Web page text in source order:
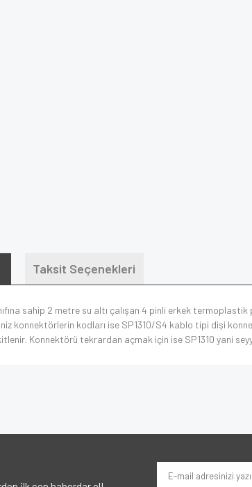
Taksit Seçenekleri
sahip 2 metre su altı çalışan 4 pinli erkek
konnektörlerin kodları ise SP1310/S4 kablo tipi dişi
Konnektörü tekrardan açmak için ise SP1310 yani